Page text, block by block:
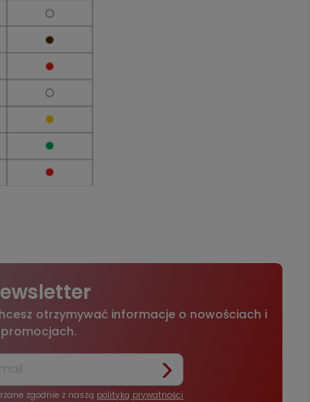
otrzymywać informacje o nowościach i
promocjach.
zgodnie z naszą polityką prywatności